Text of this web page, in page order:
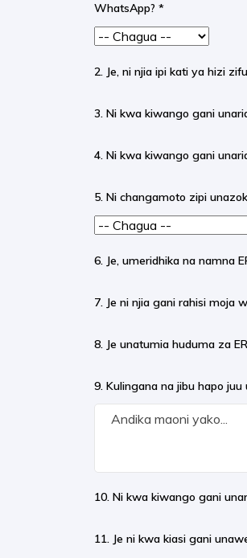
WhatsApp? *
2. Je, ni njia ipi kati ya hizi
3. Ni kwa kiwango gani
4. Ni kwa kiwango gani
5. Ni changamoto zipi
6. Je, umeridhika na namna
7. Je ni njia gani rahisi moja
8. Je unatumia huduma za
9. Kulingana na jibu hapo
10. Ni kwa kiwango gani
11. Je ni kwa kiasi gani